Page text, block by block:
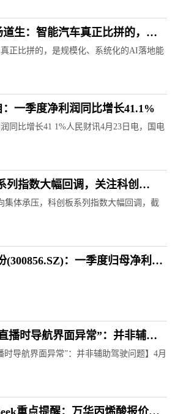
生：智能汽车真正比拼的，是
AI落地能力
正比拼的，是规模化、系统化的AI落地能
一季度净利润同比增长41.1%
同比增长41 1%人民财讯4月23日电，国电
列指数大幅回调，关注科创
）、科创成长ETF易方达
局机会
集体承压，科创板系列指数大幅回调，截
(300856.SZ)：一季度归母净利润
降15.06%
播时导航界面异常”：并非辅助
时导航界面异常”：并非辅助驾驶问题】4月
重点提醒：万华丙烯酸报价下